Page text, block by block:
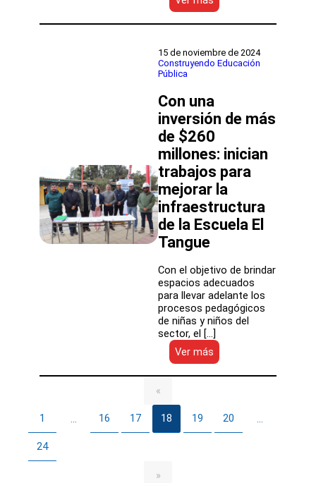
SLEP
Punilla
inicia
primer
conservación
en
la
Escuela
Ñiquén
una
inversión
de
$452
millones
15 de noviembre de 2024
Construyendo Educación
Pública
Con una
inversión de más
de $260
millones: inician
trabajos para
mejorar la
infraestructura
de la Escuela El
Tangue
Con el objetivo de brindar
espacios adecuados
para llevar adelante los
procesos pedagógicos
de niñas y niños del
sector, el […]
Ver más
Con
una
más
«
1 … 16 17 18 19 20 …
24
»